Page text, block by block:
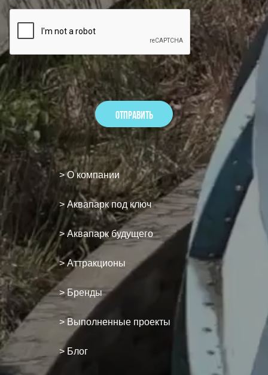
> О компании
> Аквапарк под ключ
> Аквапарк будущего
> Аттракционы
> Бренды
> Выполненные проекты
> Блог